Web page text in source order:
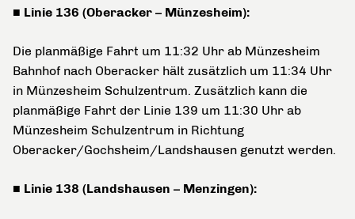
■ Linie 136 (Oberacker – Münzesheim):
Die planmäßige Fahrt um 11:32 Uhr ab Münzesheim
Bahnhof nach Oberacker hält zusätzlich um 11:34 Uhr
in Münzesheim Schulzentrum. Zusätzlich kann die
planmäßige Fahrt der Linie 139 um 11:30 Uhr ab
Münzesheim Schulzentrum in Richtung
Oberacker/Gochsheim/Landshausen genutzt werden.
■ Linie 138 (Landshausen – Menzingen):